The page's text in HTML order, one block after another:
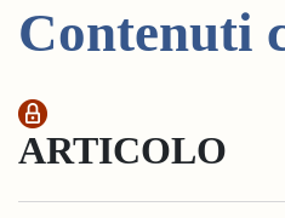
Contenuti
ARTICOLO